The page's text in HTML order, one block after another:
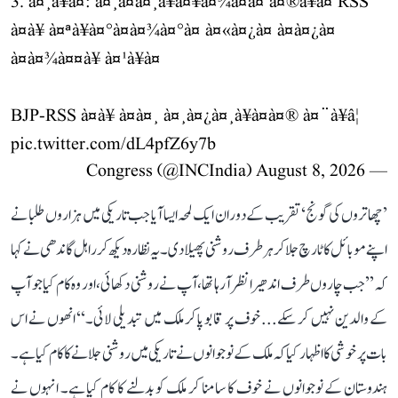
à¤à¥ à¤ªà¥à¤°à¤à¤¾à¤°à¤ à¤«à¤¿à¤ à¤à¤¿à¤
à¤à¤¾à¤¤à¥ à¤¹à¥à¤
BJP-RSS à¤à¥ à¤à¤¸ à¤¸à¤¿à¤¸à¥à¤à¤® à¤¨à¥â¦
pic.twitter.com/dL4pfZ6y7b
— Congress (@INCIndia)
August 8, 2026
’چھاتروں کی گونج‘ تقریب کے دوران ایک لمحہ ایسا آیا جب تاریکی میں ہزاروں طلبا نے
اپنے موبائل کا ٹارچ جلا کر ہر طرف روشنی پھیلا دی۔ یہ نظارہ دیکھ کر راہل گاندھی نے کہا
کہ ’’جب چاروں طرف اندھیرا نظر آ رہا تھا، آپ نے روشنی دکھائی، اور وہ کام کیا جو آپ
کے والدین نہیں کر سکے... خوف پر قابو پا کر ملک میں تبدیلی لائی۔‘‘ انھوں نے اس
بات پر خوشی کا اظہار کیا کہ ملک کے نوجوانوں نے تاریکی میں روشنی جلانے کا کام کیا ہے۔
ہندوستان کے نوجوانوں نے خوف کا سامنا کر ملک کو بدلنے کا کام کیا ہے۔ انہوں نے